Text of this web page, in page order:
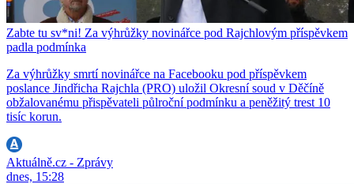
Zabte tu sv*ni! Za výhrůžky novinářce pod Rajchlovým příspěvkem
padla podmínka
Za výhrůžky smrtí novinářce na Facebooku pod příspěvkem
poslance Jindřicha Rajchla (PRO) uložil Okresní soud v Děčíně
obžalovanému přispěvateli půlroční podmínku a peněžitý trest 10
tisíc korun.
Aktuálně.cz - Zprávy
dnes, 15:28